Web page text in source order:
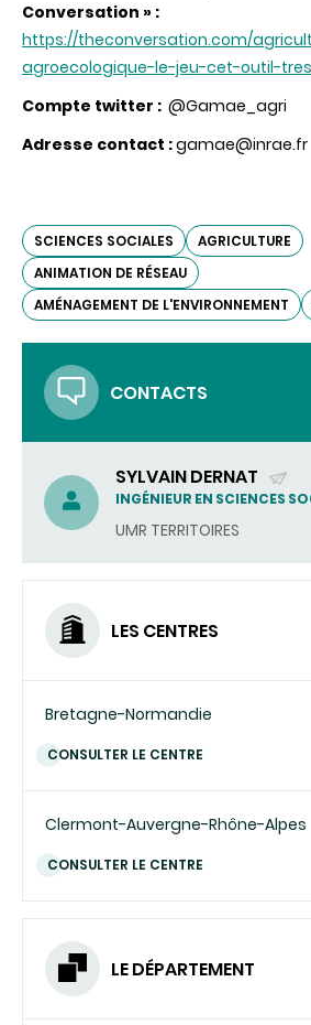
Conversation » :
https://theconversation.com/
agroecologique-le-jeu-cet-outil-
Compte twitter : @Gamae_agri
Adresse contact :gamae@inrae.fr
SCIENCES SOCIALES
AGRICULTURE
ANIMATION DE RÉSEAU
AMÉNAGEMENT DE L'ENVIRONNEMENT
CONTACTS
SYLVAIN DERNAT
(ENVOYER
UN
INGÉNIEUR EN SCIENCES
UMR TERRITOIRES
LES CENTRES
Bretagne-Normandie
CONSULTER LE CENTRE
Clermont-Auvergne-Rhône-Alpes
CONSULTER LE CENTRE
LE DÉPARTEMENT